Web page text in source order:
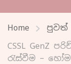
Home
පුවත්
CSSL GenZ
රැස්වීම –